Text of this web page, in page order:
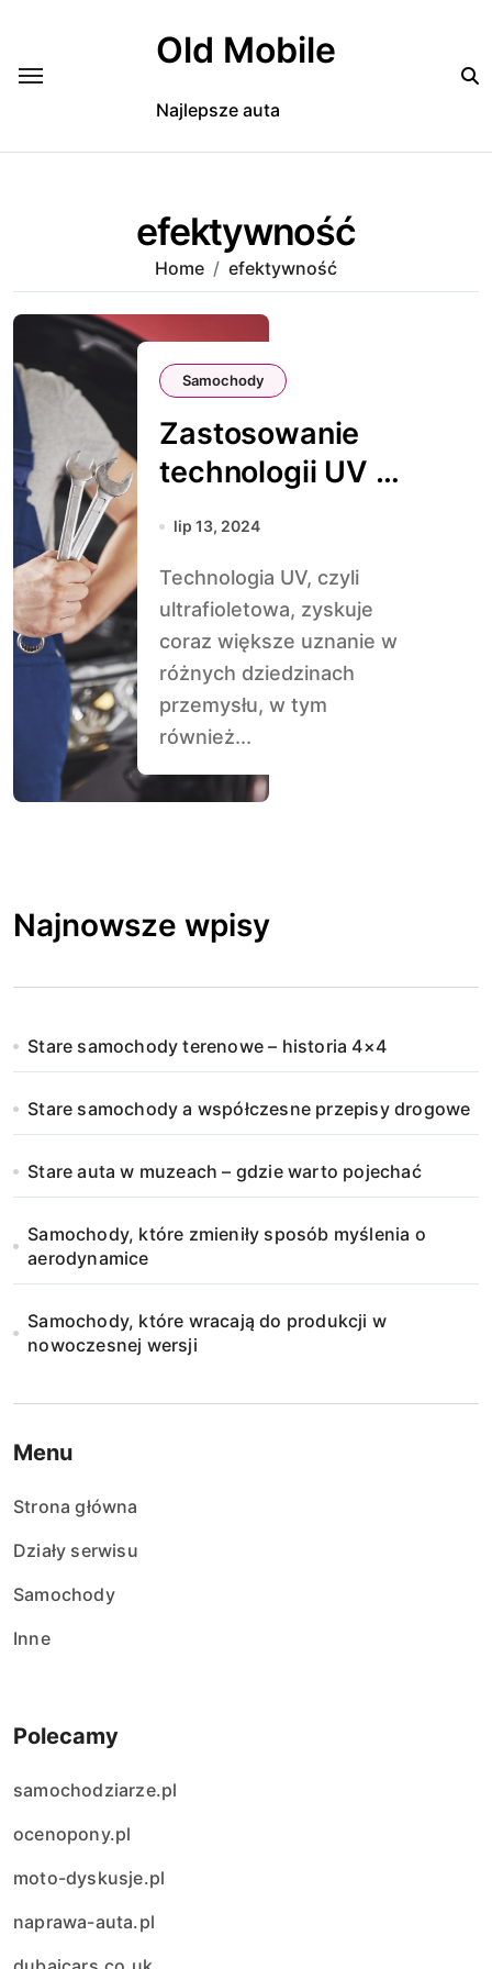
Old Mobile
Najlepsze auta
efektywność
Home efektywność
Samochody
Zastosowanie
technologii UV w
naprawie karoserii
lip 13, 2024
Technologia UV, czyli
ultrafioletowa, zyskuje
coraz większe uznanie w
różnych dziedzinach
przemysłu, w tym
również...
Najnowsze wpisy
Stare samochody terenowe – historia 4×4
Stare samochody a współczesne przepisy drogowe
Stare auta w muzeach – gdzie warto pojechać
Samochody, które zmieniły sposób myślenia o
aerodynamice
Samochody, które wracają do produkcji w
nowoczesnej wersji
Menu
Strona główna
Działy serwisu
Samochody
Inne
Polecamy
samochodziarze.pl
ocenopony.pl
moto-dyskusje.pl
naprawa-auta.pl